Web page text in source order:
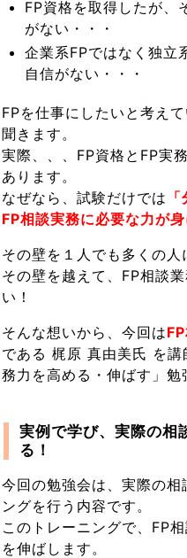
FP資格を取得したが、
がない・・・
企業系FPではなく独立
自信がない・・・
FPを仕事にしたいと考え
聞きます。
実際、、、FP資格とFP実
あります。
なぜなら、試験だけでは
FP相談実務に必要な力が身
その壁を１人でも多くの人
その壁を越えて、FP相談
い！
そんな想いから、今回は
である 梶原 真由美氏 を
務力を高める・伸ばす」勉
実例で学び、実際の相
る！
今回の勉強会は、実際の
ングを行う内容です。
このトレーニングで、FP
を伸ばします。